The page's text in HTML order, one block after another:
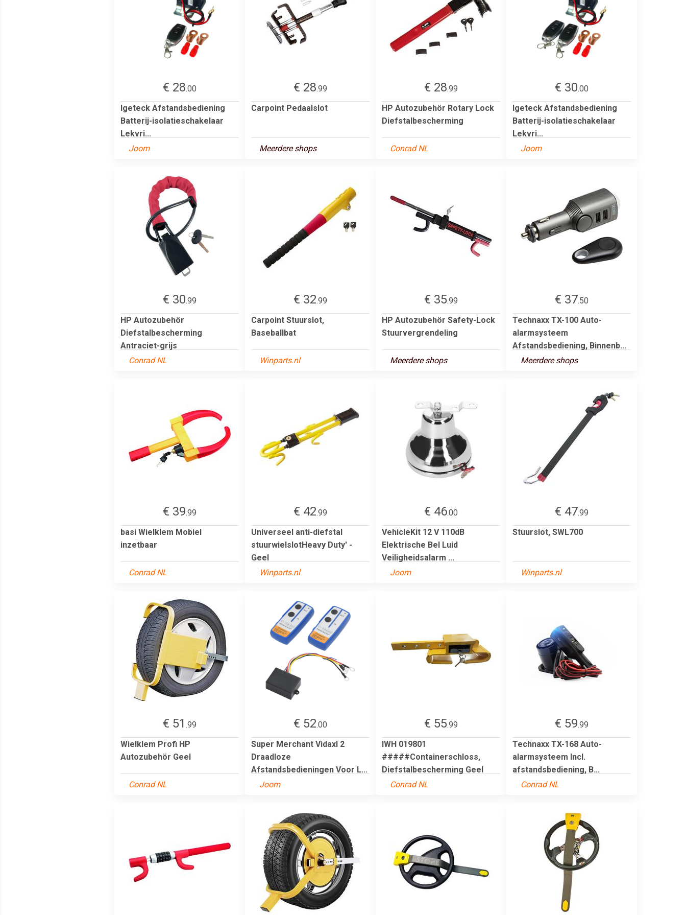
€ 28.00
Igeteck Afstandsbediening
Batterij-isolatieschakelaar
Lekvri...
Joom
€ 28.99
Carpoint Pedaalslot
Meerdere shops
€ 28.99
HP Autozubehör Rotary Lock
Diefstalbescherming
Conrad NL
€ 30.00
Igeteck Afstandsbediening
Batterij-isolatieschakelaar
Lekvri...
Joom
€ 30.99
HP Autozubehör
Diefstalbescherming
Antraciet-grijs
Conrad NL
€ 32.99
Carpoint Stuurslot,
Baseballbat
Winparts.nl
€ 35.99
HP Autozubehör Safety-Lock
Stuurvergrendeling
Meerdere shops
€ 37.50
Technaxx TX-100 Auto-
alarmsysteem
Afstandsbediening, Binnenb...
Meerdere shops
€ 39.99
basi Wielklem Mobiel
inzetbaar
Conrad NL
€ 42.99
Universeel anti-diefstal
stuurwielslotHeavy Duty' -
Geel
Winparts.nl
€ 46.00
VehicleKit 12 V 110dB
Elektrische Bel Luid
Veiligheidsalarm ...
Joom
€ 47.99
Stuurslot, SWL700
Winparts.nl
€ 51 .99
Wielklem Profi HP
Autozubehör Geel
Conrad NL
€ 52.00
Super Merchant Vidaxl 2
Draadloze
Afstandsbedieningen Voor L...
Joom
€ 55.99
IWH 019801
#####Containerschloss,
Diefstalbescherming Geel
Conrad NL
€ 59.99
Technaxx TX-168 Auto-
alarmsysteem Incl.
afstandsbediening, B...
Conrad NL